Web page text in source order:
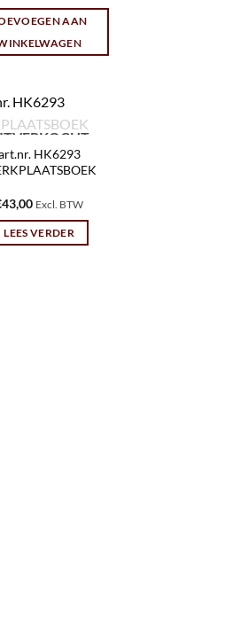
AAN
HK6293
43,00 Excl. BTW
LEES VERDER